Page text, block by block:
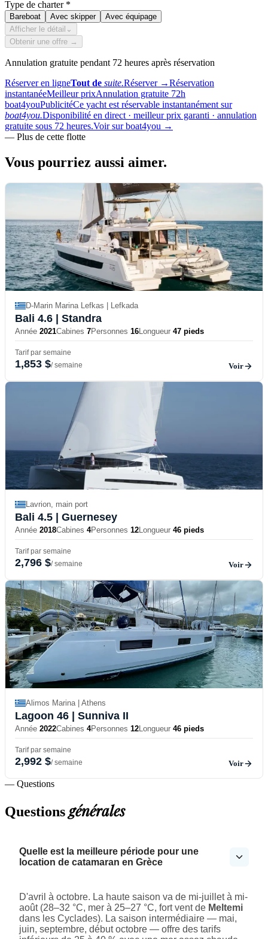
Type de charter *
Bareboat Avec skipper
Avec équipage
Afficher le détail ⌄
Obtenir une offre →
Annulation gratuite pendant 72 heures après réservation
Réserver en ligneTout de suite.Réserver →Réservation
instantanéeMeilleur prixAnnulation gratuite 72h
boat4youPublicitéCe yacht est réservable instantanément sur
boat4you.Disponibilité en direct · meilleur prix garanti · annulation
gratuite sous 72 heures.Voir sur boat4you →
— Plus de cette flotte
Vous pourriez aussi aimer.
D-Marin Marina Lefkas | Lefkada
Bali 4.6 | Standra
Année 2021Cabines 7Personnes 16Longueur 47 pieds
Tarif par semaine
1,853 $/ semaine Voir
Lavrion, main port
Bali 4.5 | Guernesey
Année 2018Cabines 4Personnes 12Longueur 46 pieds
Tarif par semaine
2,796 $/ semaine Voir
Alimos Marina | Athens
Lagoon 46 | Sunniva II
Année 2022Cabines 4Personnes 12Longueur 46 pieds
Tarif par semaine
2,992 $/ semaine Voir
— Questions
Questionsgénérales
Quelle est la meilleure période pour une
location de catamaran en Grèce
D'avril à octobre. La haute saison va de mi-juillet à mi-
août (28–32 °C, mer à 25–27 °C, fort vent de Meltemi
dans les Cyclades). La saison intermédiaire — mai,
juin, septembre, début octobre — offre des tarifs